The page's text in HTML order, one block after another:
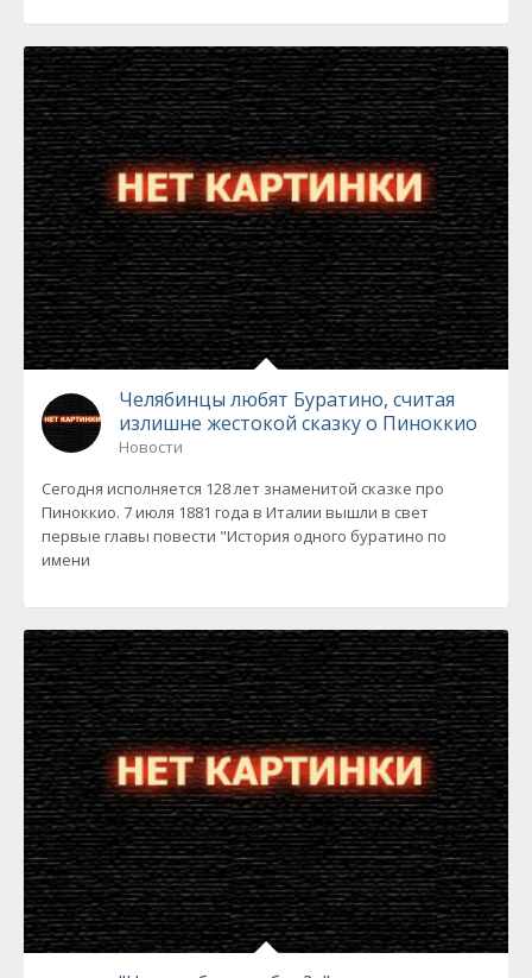
Челябинцы любят Буратино, считая
излишне жестокой сказку о Пиноккио
Новости
Сегодня исполняется 128 лет знаменитой сказке про
Пиноккио. 7 июля 1881 года в Италии вышли в свет
первые главы повести "История одного буратино по
имени